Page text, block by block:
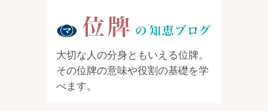
大切な人の分身ともいえる位牌。
その位牌の意味や役割の基礎を学
べます。